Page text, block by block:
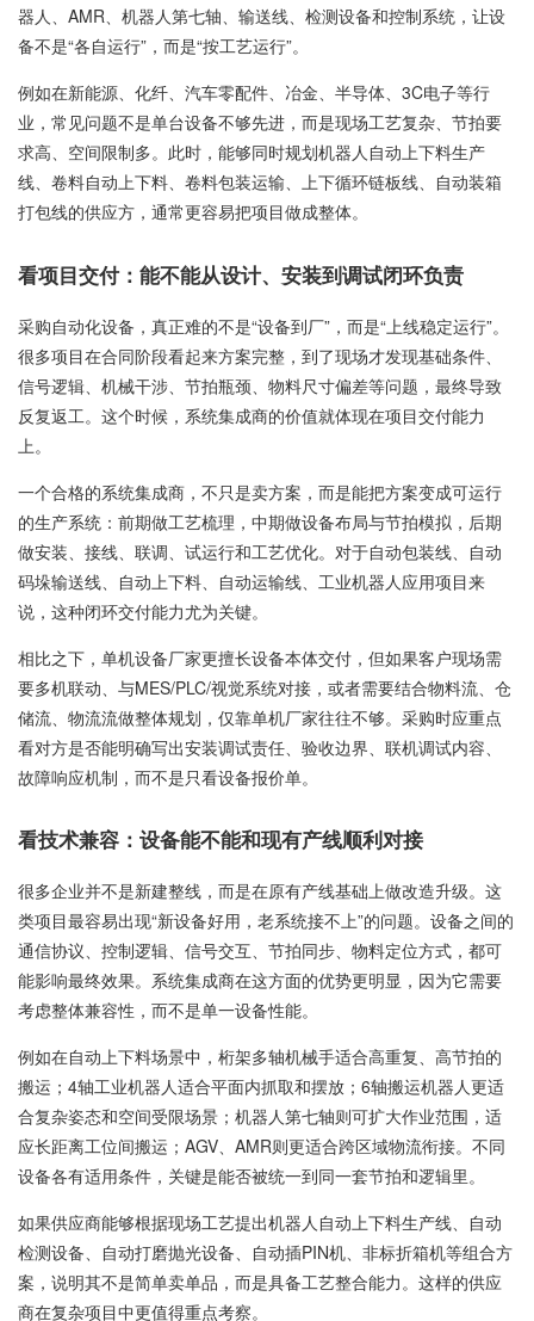
器人、AMR、机器人第七轴、输送线、检测设备和控制系统，让设
备不是“各自运行”，而是“按工艺运行”。
例如在新能源、化纤、汽车零配件、冶金、半导体、3C电子等行
业，常见问题不是单台设备不够先进，而是现场工艺复杂、节拍要
求高、空间限制多。此时，能够同时规划机器人自动上下料生产
线、卷料自动上下料、卷料包装运输、上下循环链板线、自动装箱
打包线的供应方，通常更容易把项目做成整体。
看项目交付：能不能从设计、安装到调试闭环负责
采购自动化设备，真正难的不是“设备到厂”，而是“上线稳定运行”。
很多项目在合同阶段看起来方案完整，到了现场才发现基础条件、
信号逻辑、机械干涉、节拍瓶颈、物料尺寸偏差等问题，最终导致
反复返工。这个时候，系统集成商的价值就体现在项目交付能力
上。
一个合格的系统集成商，不只是卖方案，而是能把方案变成可运行
的生产系统：前期做工艺梳理，中期做设备布局与节拍模拟，后期
做安装、接线、联调、试运行和工艺优化。对于自动包装线、自动
码垛输送线、自动上下料、自动运输线、工业机器人应用项目来
说，这种闭环交付能力尤为关键。
相比之下，单机设备厂家更擅长设备本体交付，但如果客户现场需
要多机联动、与MES/PLC/视觉系统对接，或者需要结合物料流、仓
储流、物流流做整体规划，仅靠单机厂家往往不够。采购时应重点
看对方是否能明确写出安装调试责任、验收边界、联机调试内容、
故障响应机制，而不是只看设备报价单。
看技术兼容：设备能不能和现有产线顺利对接
很多企业并不是新建整线，而是在原有产线基础上做改造升级。这
类项目最容易出现“新设备好用，老系统接不上”的问题。设备之间的
通信协议、控制逻辑、信号交互、节拍同步、物料定位方式，都可
能影响最终效果。系统集成商在这方面的优势更明显，因为它需要
考虑整体兼容性，而不是单一设备性能。
例如在自动上下料场景中，桁架多轴机械手适合高重复、高节拍的
搬运；4轴工业机器人适合平面内抓取和摆放；6轴搬运机器人更适
合复杂姿态和空间受限场景；机器人第七轴则可扩大作业范围，适
应长距离工位间搬运；AGV、AMR则更适合跨区域物流衔接。不同
设备各有适用条件，关键是能否被统一到同一套节拍和逻辑里。
如果供应商能够根据现场工艺提出机器人自动上下料生产线、自动
检测设备、自动打磨抛光设备、自动插PIN机、非标折箱机等组合方
案，说明其不是简单卖单品，而是具备工艺整合能力。这样的供应
商在复杂项目中更值得重点考察。